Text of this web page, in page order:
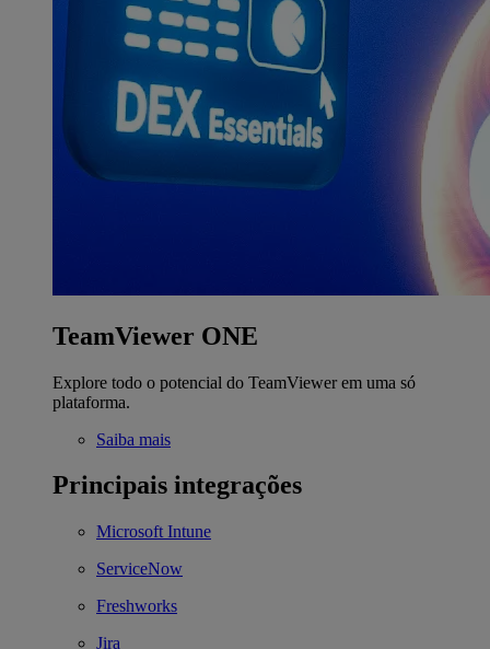
TeamViewer ONE
Explore todo o potencial do TeamViewer em uma só
plataforma.
Saiba mais
Principais integrações
Microsoft Intune
ServiceNow
Freshworks
Jira